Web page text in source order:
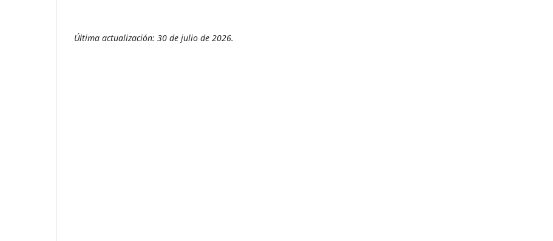
Última actualización: 30 de julio de 2026.